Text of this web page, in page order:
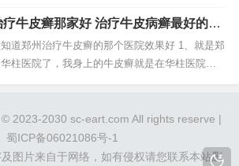
是一种常见的皮肤病，因患者常在...
川芎，生槐花，甘草，土茯苓，丹皮等。把以
些中药配合在一起使用，治疗牛皮癣的效果是
明显的，坚持用词中药秘方治疗，能让病人牛
的症状得到及时的缓解。传统中医治疗牛皮癣
疗牛皮癣那家好 治疗牛皮病癣最好的医
道郑州治疗牛皮癣的那个医院效果好 1、就是郑
柱医院了，我身上的牛皮癣就是在华柱医院治
治疗牛皮癣不错。我大伯的外侄女就在是这家
院治好的。地址在 郑州市二七广场东行100米路
柱医院。3、郑州金水区...
2023-2030 sc-eart.com All rights reserve |
蜀ICP备06021086号-1
图片来自于网络，如有侵权请您联系本站删